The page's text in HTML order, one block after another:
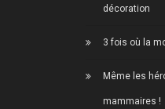
décoration
3 fois où la
Même les
mammaires !